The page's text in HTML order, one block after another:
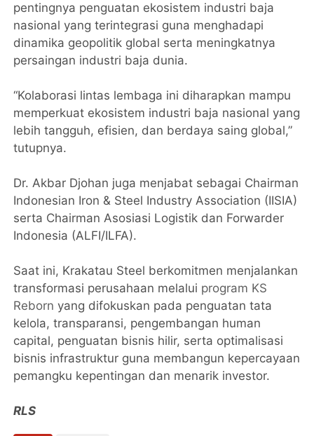
pentingnya penguatan ekosistem industri baja
nasional yang terintegrasi guna menghadapi
dinamika geopolitik global serta meningkatnya
persaingan industri baja dunia.
“Kolaborasi lintas lembaga ini diharapkan mampu
memperkuat ekosistem industri baja nasional yang
lebih tangguh, efisien, dan berdaya saing global,”
tutupnya.
Dr. Akbar Djohan juga menjabat sebagai Chairman
Indonesian Iron & Steel Industry Association (IISIA)
serta Chairman Asosiasi Logistik dan Forwarder
Indonesia (ALFI/ILFA).
Saat ini, Krakatau Steel berkomitmen menjalankan
transformasi perusahaan melalui program KS
Reborn yang difokuskan pada penguatan tata
kelola, transparansi, pengembangan human
capital, penguatan bisnis hilir, serta optimalisasi
bisnis infrastruktur guna membangun kepercayaan
pemangku kepentingan dan menarik investor.
RLS